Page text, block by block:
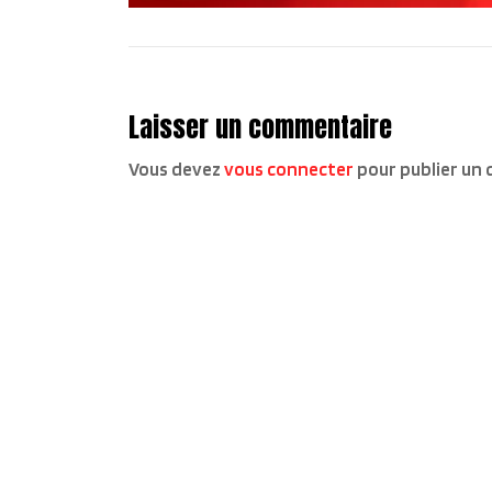
Laisser un commentaire
Vous devez vous connecter pour publier un